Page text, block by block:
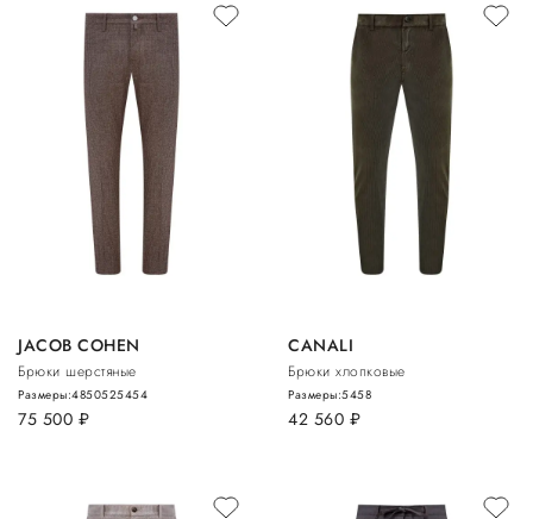
JACOB COHEN
Брюки шерстяные
75 500 руб.
Размеры:4850525454
CANALI
Брюки хлопковые
42 560 руб.
Размеры:5458